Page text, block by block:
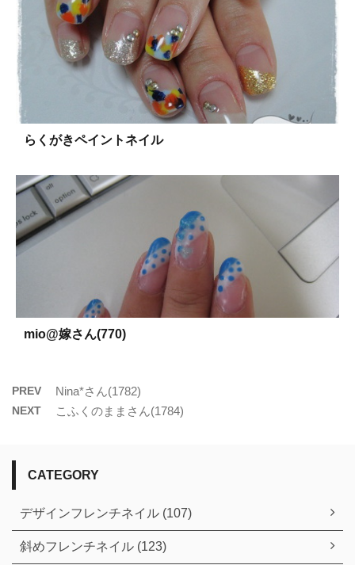
らくがきペイントネイル
mio@嫁さん(770)
PREV Nina*さん(1782)
NEXT こふくのままさん(1784)
CATEGORY
デザインフレンチネイル (107)
斜めフレンチネイル (123)